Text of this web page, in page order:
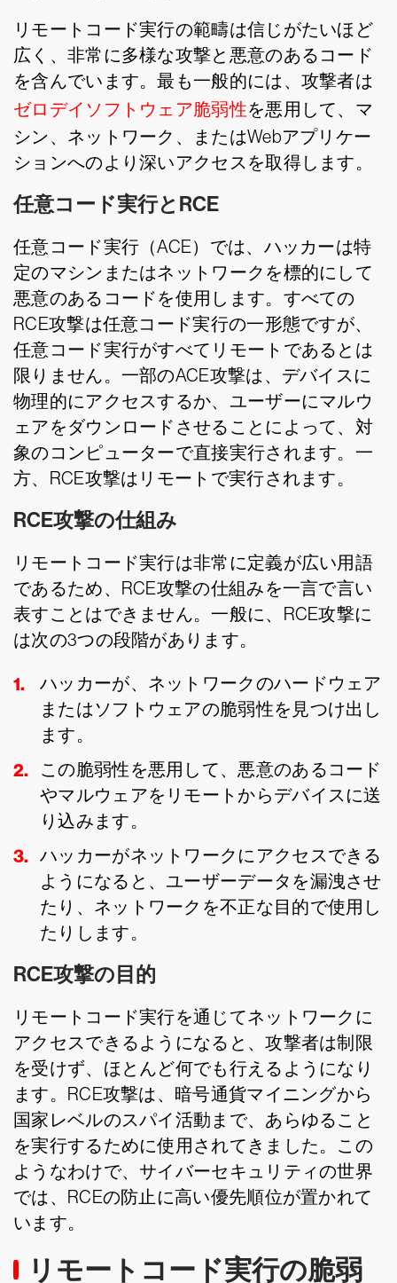
リモートコード実行の範疇は信じがたいほど
広く、非常に多様な攻撃と悪意のあるコード
を含んでいます。最も一般的には、攻撃者は
ゼロデイソフトウェア脆弱性を悪用して、マ
シン、ネットワーク、またはWebアプリケー
ションへのより深いアクセスを取得します。
任意コード実行とRCE
任意コード実行（ACE）では、ハッカーは特
定のマシンまたはネットワークを標的にして
悪意のあるコードを使用します。すべての
RCE攻撃は任意コード実行の一形態ですが、
任意コード実行がすべてリモートであるとは
限りません。一部のACE攻撃は、デバイスに
物理的にアクセスするか、ユーザーにマルウ
ェアをダウンロードさせることによって、対
象のコンピューターで直接実行されます。一
方、RCE攻撃はリモートで実行されます。
RCE攻撃の仕組み
リモートコード実行は非常に定義が広い用語
であるため、RCE攻撃の仕組みを一言で言い
表すことはできません。一般に、RCE攻撃に
は次の3つの段階があります。
ハッカーが、ネットワークのハードウェア
またはソフトウェアの脆弱性を見つけ出し
ます。
この脆弱性を悪用して、悪意のあるコード
やマルウェアをリモートからデバイスに送
り込みます。
ハッカーがネットワークにアクセスできる
ようになると、ユーザーデータを漏洩させ
たり、ネットワークを不正な目的で使用し
たりします。
RCE攻撃の目的
リモートコード実行を通じてネットワークに
アクセスできるようになると、攻撃者は制限
を受けず、ほとんど何でも行えるようになり
ます。RCE攻撃は、暗号通貨マイニングから
国家レベルのスパイ活動まで、あらゆること
を実行するために使用されてきました。この
ようなわけで、サイバーセキュリティの世界
では、RCEの防止に高い優先順位が置かれて
います。
リモートコード実行の脆弱